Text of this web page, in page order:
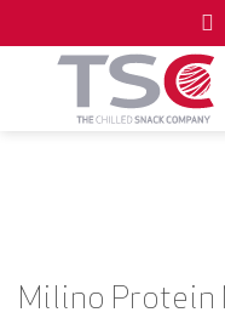
Inhalt
Milino Protein